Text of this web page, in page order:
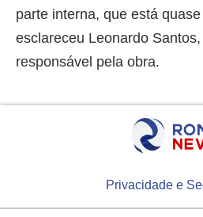
parte interna, que está
esclareceu Leonardo
responsável pela obra.
Privacidade e